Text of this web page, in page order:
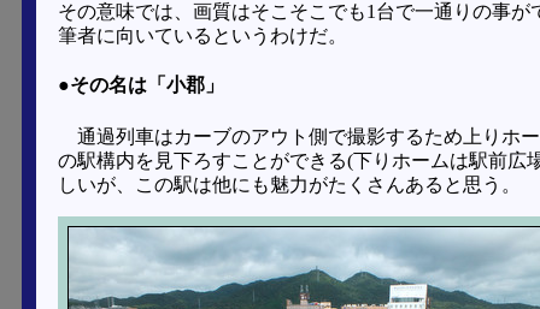
その意味では、画質はそこそこでも1台で一通りの事
筆者に向いているというわけだ。
●その名は「小郡」
通過列車はカーブのアウト側で撮影するため上りホ
の駅構内を見下ろすことができる(下りホームは駅前
しいが、この駅は他にも魅力がたくさんあると思う。